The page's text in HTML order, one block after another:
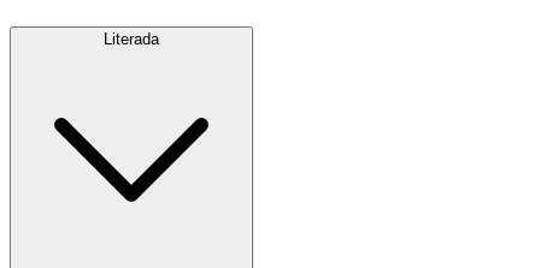
Literada